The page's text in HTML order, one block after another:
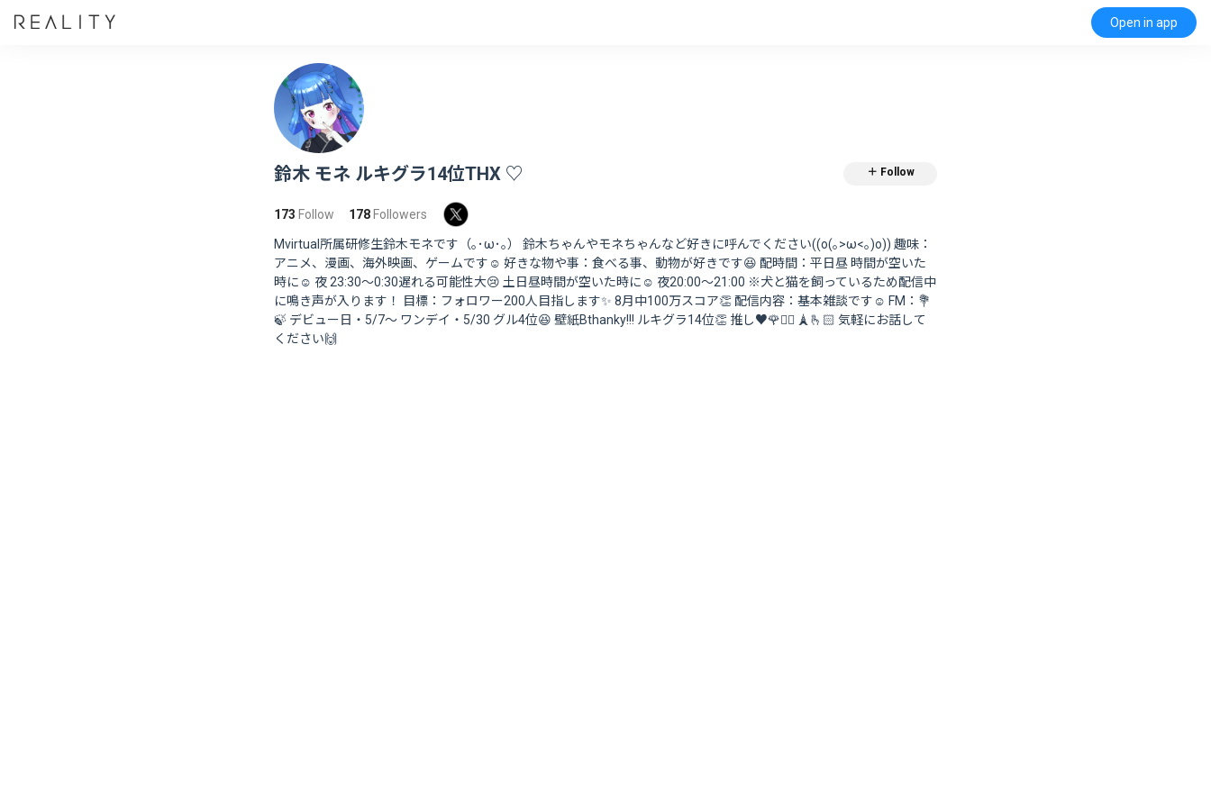
Open in app
鈴木 モネ ルキグラ14位THX ♡ ＋ Follow
173 Follow 178 Followers
Mvirtual所属研修生鈴木モネです（｡･ω･｡） 鈴木ちゃんやモネちゃんなど好きに呼んでください((o(｡>ω<｡)o)) 趣味：
アニメ、漫画、海外映画、ゲームです☺️ 好きな物や事：食べる事、動物が好きです😆 配時間：平日昼 時間が空いた
時に☺️ 夜 23:30〜0:30遅れる可能性大😢 土日昼時間が空いた時に☺️ 夜20:00～21:00 ※犬と猫を飼っているため配信中
に鳴き声が入ります！ 目標：フォロワー200人目指します✨️ 8月中100万スコア👏 配信内容：基本雑談です☺️ FM：💐
🍃 デビュー日・5/7～ ワンデイ・5/30 グル4位😆 壁紙Bthanky!!! ルキグラ14位👏 推し♥🌹🧚‍♂️ 🗼🫰🏻‪ 気軽にお話して
ください🙌